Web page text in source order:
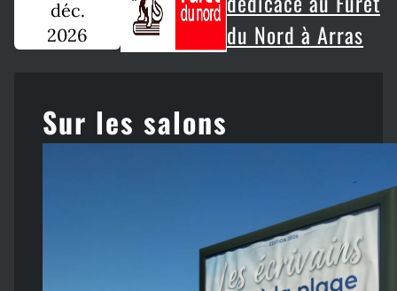
déc.
2026
du Nord à Arras
Sur les salons